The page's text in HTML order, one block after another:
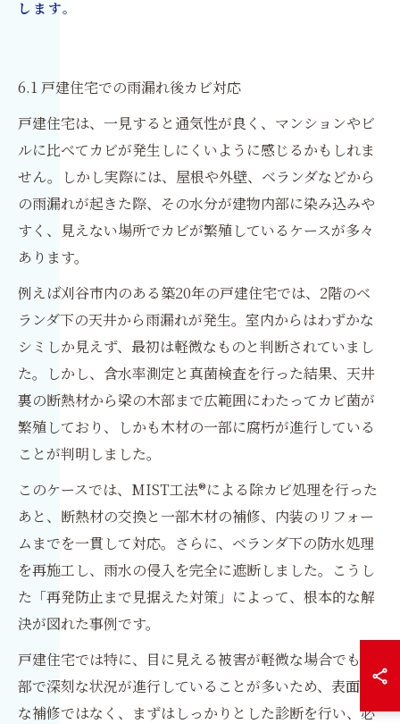
します。
6.1 戸建住宅での雨漏れ後カビ対応
戸建住宅は、一見すると通気性が良く、マンションやビ
ルに比べてカビが発生しにくいように感じるかもしれま
せん。しかし実際には、屋根や外壁、ベランダなどから
の雨漏れが起きた際、その水分が建物内部に染み込みや
すく、見えない場所でカビが繁殖しているケースが多々
あります。
例えば刈谷市内のある築20年の戸建住宅では、2階のベ
ランダ下の天井から雨漏れが発生。室内からはわずかな
シミしか見えず、最初は軽微なものと判断されていまし
た。しかし、含水率測定と真菌検査を行った結果、天井
裏の断熱材から梁の木部まで広範囲にわたってカビ菌が
繁殖しており、しかも木材の一部に腐朽が進行している
ことが判明しました。
このケースでは、MIST工法®による除カビ処理を行った
あと、断熱材の交換と一部木材の補修、内装のリフォー
ムまでを一貫して対応。さらに、ベランダ下の防水処理
を再施工し、雨水の侵入を完全に遮断しました。こうし
た「再発防止まで見据えた対策」によって、根本的な解
決が図れた事例です。
戸建住宅では特に、目に見える被害が軽微な場合でも内
部で深刻な状況が進行していることが多いため、表面的
な補修ではなく、まずはしっかりとした診断を行い、必